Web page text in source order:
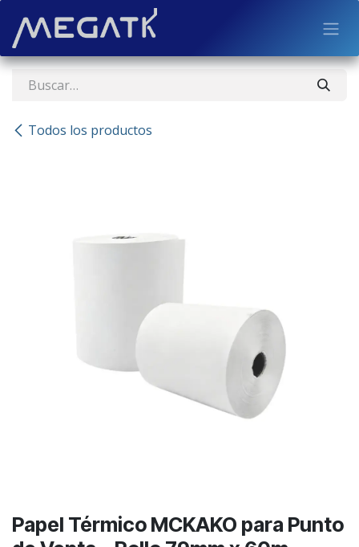
Todos los productos
Papel Térmico MCKAKO para Punto